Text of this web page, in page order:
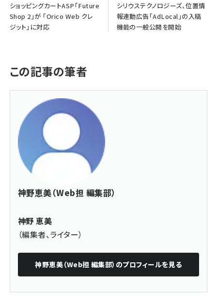
ショッピングカートASP「Future
Shop 2」が 「Orico Web クレ
ジット」に対応
シリウステクノロジーズ、位置情
報連動広告「AdLocal」の入稿
機能の一般公開を開始
この記事の筆者
神野恵美（Web担 編集部）
神野 恵美
（編集者、ライター）
神野恵美（Web担 編集部） のプロフィールを見る